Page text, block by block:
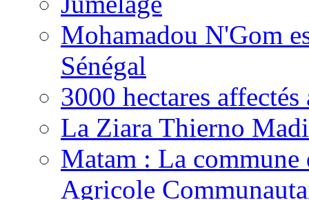
Mohamadou N'Gom
Sénégal
3000 hectares
La Ziara Thierno
Matam : La
Agricole